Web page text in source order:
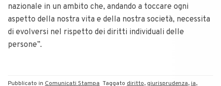
nazionale in un ambito che, andando a toccare ogni
aspetto della nostra vita e della nostra società, necessita
di evolversi nel rispetto dei diritti individuali delle
persone”.
Pubblicato in Comunicati Stampa Taggato diritto,giurisprudenza,ia,